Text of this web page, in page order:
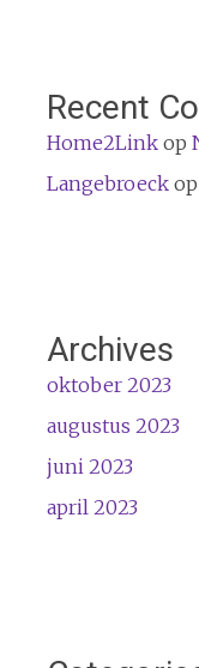
Recent
Home2Linkop
Langebroeckop
Archives
oktober 2023
augustus 2023
juni 2023
april 2023